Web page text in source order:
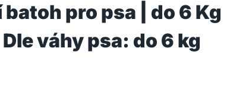
pro psa | do 6 Kg
váhy psa: do 6 kg